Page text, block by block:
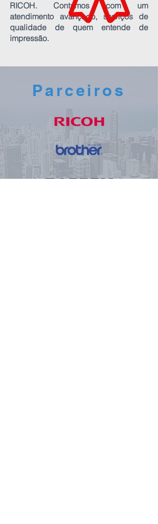
Parceiros
RICOH. Contamos com um
atendimento avançado, serviços de
qualidade de quem entende de
impressão.